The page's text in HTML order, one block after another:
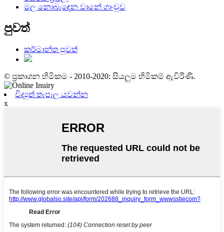
මල නොබැඳෙන වානේ ගාංචුව
පුවත්
කර්මාන්ත පුවත්
© ප්‍රකාශන හිමිකම - 2010-2020: සියලුම හිමිකම් ඇවිරිණි.
විද්‍යුත් තැපෑල යවන්න
x